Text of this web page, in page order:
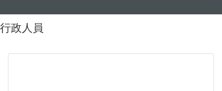
行政人員